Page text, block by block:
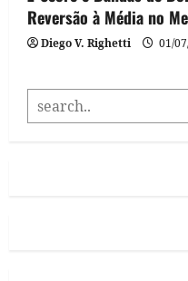
Reversão à Média no
Diego V. Righetti 01/
SEARCH